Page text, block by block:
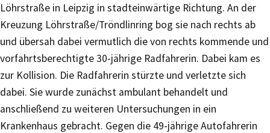
Löhrstraße in Leipzig in stadteinwärtige Richtung. An der
Kreuzung Löhrstraße/Tröndlinring bog sie nach rechts ab
und übersah dabei vermutlich die von rechts kommende und
vorfahrtsberechtigte 30-jährige Radfahrerin. Dabei kam es
zur Kollision. Die Radfahrerin stürzte und verletzte sich
dabei. Sie wurde zunächst ambulant behandelt und
anschließend zu weiteren Untersuchungen in ein
Krankenhaus gebracht. Gegen die 49-jährige Autofahrerin